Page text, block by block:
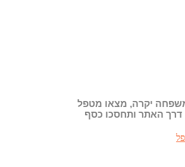
יקרה, מצאו מטפל
דרך האתר ותחסכו כסף